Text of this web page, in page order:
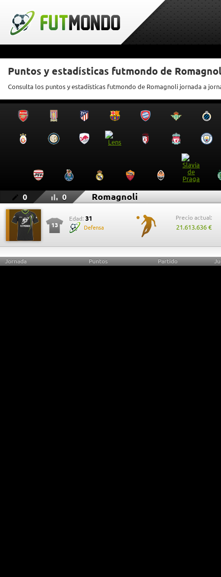
Puntos y estadísticas futmondo de
Consulta los puntos y estadísticas futmondo de Romagnoli jornada a
0 0 Romagnoli
13
Edad: 31
Defensa
Precio actual:
21.613.636 €
Jornada Puntos Partido